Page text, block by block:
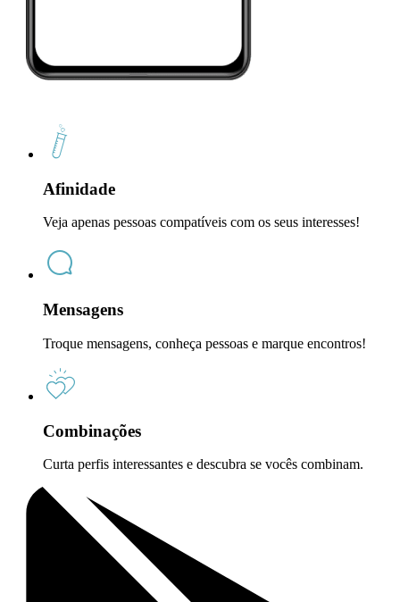
Afinidade
Veja apenas pessoas compatíveis com os seus interesses!
Mensagens
Troque mensagens, conheça pessoas e marque encontros!
Combinações
Curta perfis interessantes e descubra se vocês combinam.